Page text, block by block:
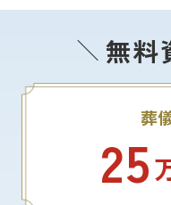
無料
葬
25